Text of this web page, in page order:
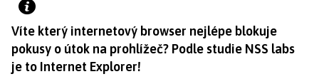
Víte který internetový browser nejlépe blokuje
pokusy o útok na prohlížeč? Podle studie NSS labs
je to Internet Explorer!